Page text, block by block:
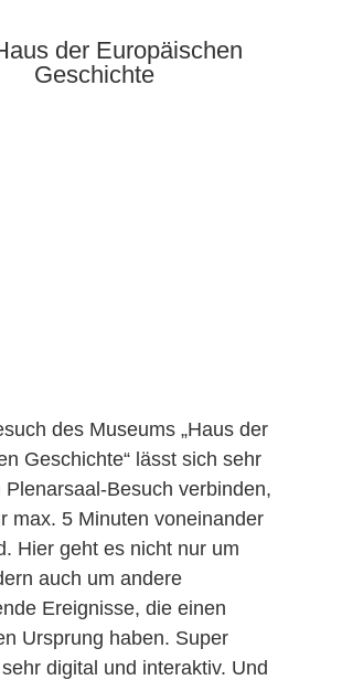
der Europäischen
Geschichte
des Museums „Haus der
Geschichte“ lässt sich sehr
Plenarsaal-Besuch verbinden,
max. 5 Minuten voneinander
Hier geht es nicht nur um
auch um andere
Ereignisse, die einen
Ursprung haben. Super
digital und interaktiv. Und